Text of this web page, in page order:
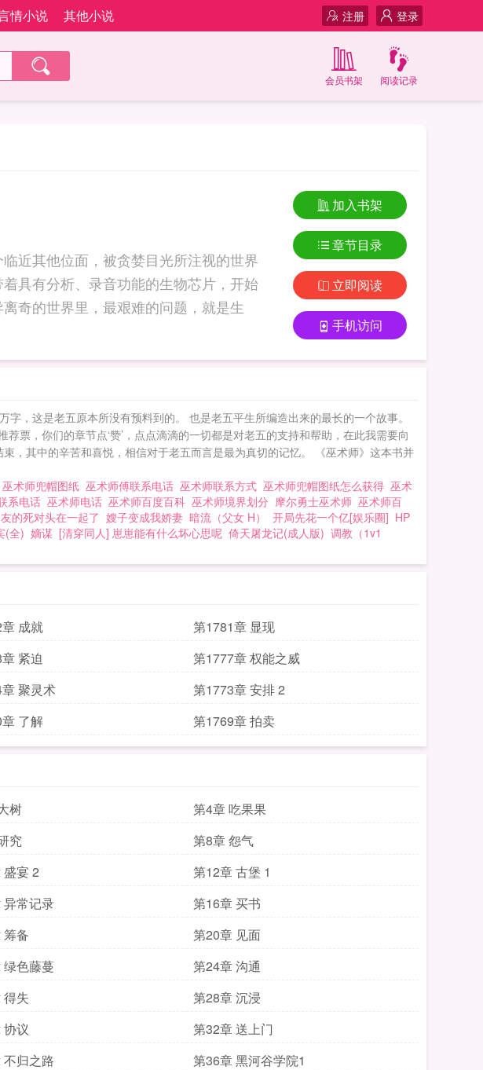
情小说 其他小说 登录
注册
阅读记录
会员书架
近其他位面，被贪婪目光所注视的世界
具有分析、录音功能的生物芯片，开始
奇的世界里，最艰难的问题，就是生
加入书架
章节目录
立即阅读
手机访问
这是老五原本所没有预料到的。 也是老五平生所编造出来的最长的一个故事。
票，你们的章节点‘赞’，点点滴滴的一切都是对老五的支持和帮助，在此我需要向
，其中的辛苦和喜悦，相信对于老五而言是最为真切的记忆。 《巫术师》这本书并
巫术师兜帽图纸 巫术师傅联系电话 巫术师联系方式 巫术师兜帽图纸怎么获得 巫术
系电话 巫术师电话 巫术师百度百科 巫术师境界划分 摩尔勇士巫术师 巫术师百
的死对头在一起了 嫂子变成我娇妻 暗流（父女 H） 开局先花一个亿[娱乐圈] HP
(全) 嫡谋 [清穿同人] 崽崽能有什么坏心思呢 倚天屠龙记(成人版) 调教（1v1
成就
第1781章 显现
紧迫
第1777章 权能之威
聚灵术
第1773章 安排 2
了解 第1769章 拍卖
树
第4章 吃果果
究
第8章 怨气
宴 2
第12章 古堡 1
异常记录
第16章 买书
筹备
第20章 见面
绿色藤蔓
第24章 沟通
得失
第28章 沉浸
协议
第32章 送上门
归之路
第36章 黑河谷学院1